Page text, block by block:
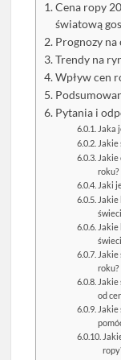
Cena ropy
światową
Prognozy
Trendy na
Wpływ cen
Pytania i
Jaka
Jakie
Jakie
roku?
Jaki
Jakie
roku?
od
Jakie